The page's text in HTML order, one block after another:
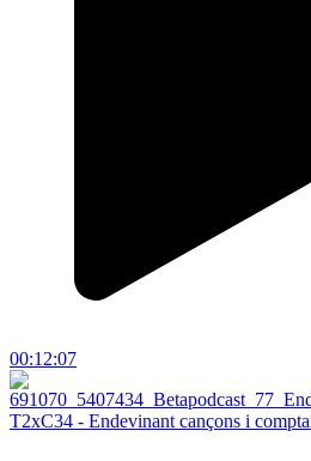
00:12:07
T2xC34 - Endevinant cançons i